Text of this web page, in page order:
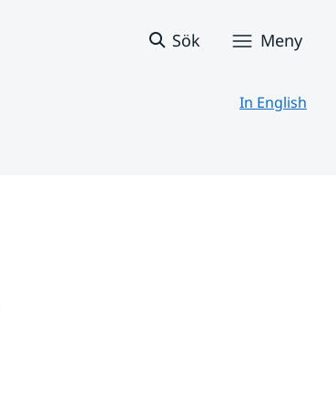
Sök Meny
In English